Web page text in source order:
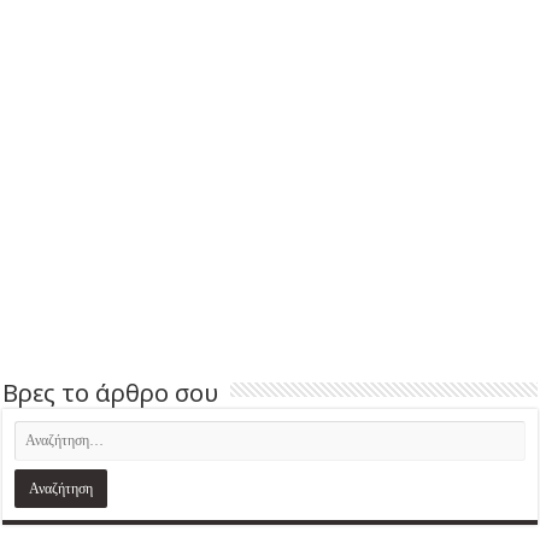
Βρες το άρθρο σου